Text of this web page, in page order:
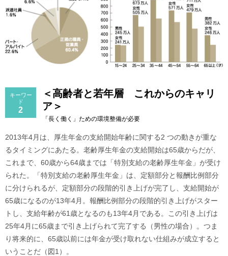
キーワー
ド
2
＜高齢者と若年層 これからのキャリ
ア＞
「長く働く」ための環境整備が必要
2013年4月は、厚生年金の支給開始年齢に関する2 つの動きが重な
るタイミングにあたる。老齢厚生年金の支給開始は65歳からだが、
これまで、60歳から64歳までは「特別支給の老齢厚生年金」が受け
られた。「特別支給の老齢厚生年金」は、定額部分と報酬比例部分
に分けられるが、定額部分の段階的引き上げが完了し、支給開始が
65歳になるのが13年4月。報酬比例部分の段階的引き上げがスター
トし、支給年齢が61歳となるのも13年4月である。この引き上げは
25年4月に65歳まで引き上げられて完了する（男性の場合）。つま
り将来的に、65歳以前には年金が受け取れない仕組みが成立すると
いうことだ（図1）。